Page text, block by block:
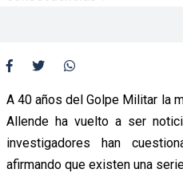
A 40 años del Golpe Militar la
Allende ha vuelto a ser
investigadores han
afirmando que existen una